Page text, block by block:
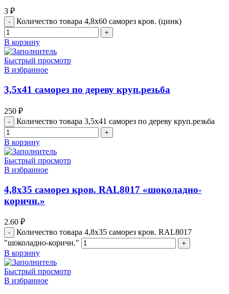
3 ₽
Количество товара 4,8х60 саморез кров. (цинк)
В корзину
Быстрый просмотр
В избранное
3,5х41 саморез по дереву круп.резьба
250 ₽
Количество товара 3,5х41 саморез по дереву круп.резьба
В корзину
Быстрый просмотр
В избранное
4,8х35 саморез кров. RAL8017 «шоколадно-
коричн.»
2.60 ₽
Количество товара 4,8х35 саморез кров. RAL8017
"шоколадно-коричн."
В корзину
Быстрый просмотр
В избранное